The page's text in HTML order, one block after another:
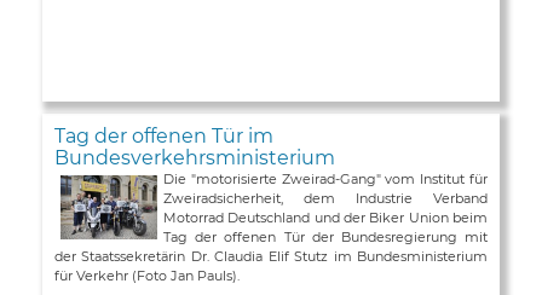
Tag der offenen Tür im
Bundesverkehrsministerium
Die "motorisierte Zweirad-Gang" vom Institut für
Zweiradsicherheit, dem Industrie Verband
Motorrad Deutschland und der Biker Union beim
Tag der offenen Tür der Bundesregierung mit
der Staatssekretärin Dr. Claudia Elif Stutz im Bundesministerium
für Verkehr (Foto Jan Pauls).